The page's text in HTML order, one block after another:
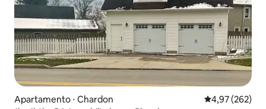
Apartamento ⋅ Chardon 4,97 de uma
4,97 (262)